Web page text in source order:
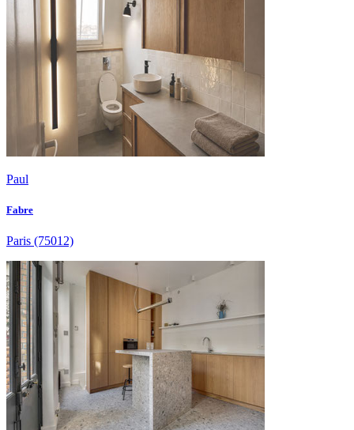
Paul
Fabre
Paris (75012)